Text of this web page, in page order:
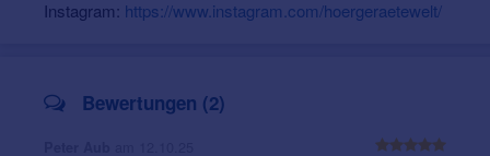
Instagram: https://www.instagram.com/hoergeraetewelt/
Bewertungen (2)